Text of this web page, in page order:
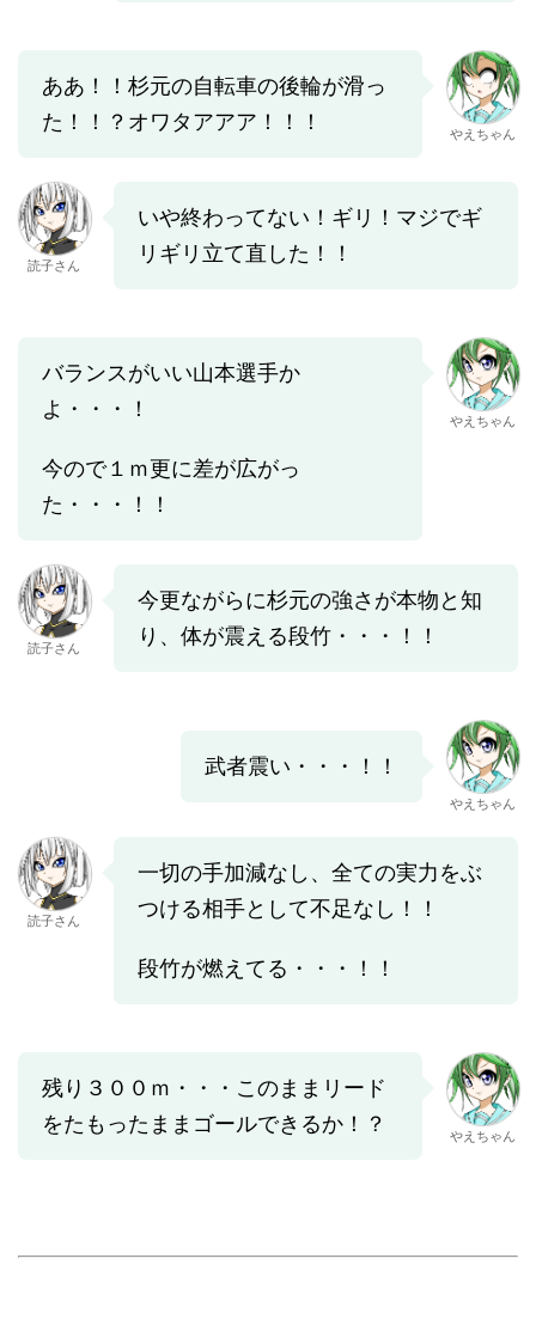
ああ！！杉元の自転車の後輪が滑っ
た！！？オワタアアア！！！
やえちゃん
読子さん
いや終わってない！ギリ！マジでギ
リギリ立て直した！！
バランスがいい山本選手か
よ・・・！
今ので１ｍ更に差が広がっ
た・・・！！
やえちゃん
読子さん
今更ながらに杉元の強さが本物と知
り、体が震える段竹・・・！！
武者震い・・・！！
やえちゃん
読子さん
一切の手加減なし、全ての実力をぶ
つける相手として不足なし！！
段竹が燃えてる・・・！！
残り３００ｍ・・・このままリード
をたもったままゴールできるか！？
やえちゃん